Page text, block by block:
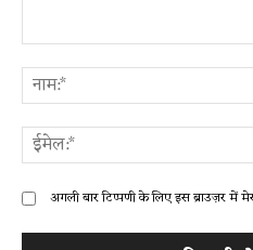
अगली बार टिप्पणी के लिए इस ब्राउज़र